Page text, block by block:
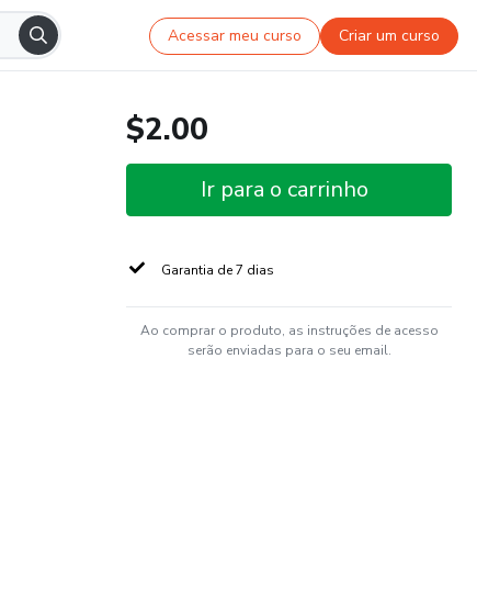
Acessar meu curso Criar um curso
$2.00
Ir para o carrinho
Garantia de 7 dias
Ao comprar o produto, as instruções de acesso
serão enviadas para o seu email.